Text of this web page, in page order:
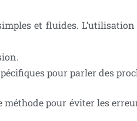
et fluides.
termes spécifiques
pour éviter les